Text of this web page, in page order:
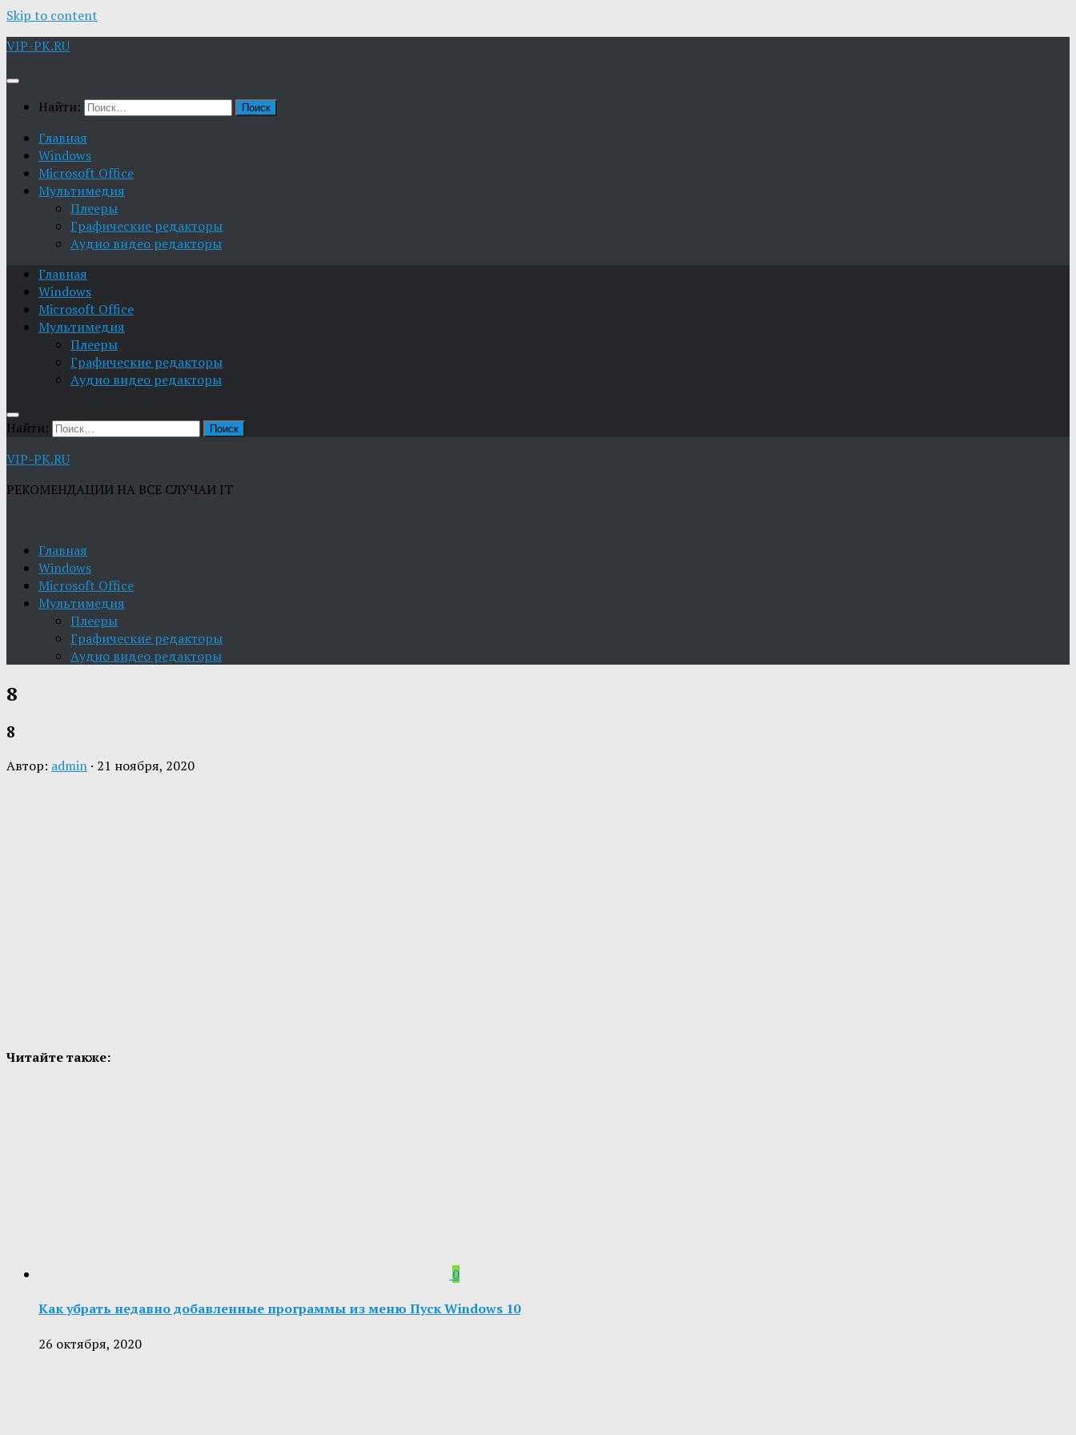
Skip to content
VIP-PK.RU
Найти:
Главная
Windows
Microsoft Office
Мультимедия
Плееры
Графические редакторы
Aудио видео редакторы
Главная
Windows
Microsoft Office
Мультимедия
Плееры
Графические редакторы
Aудио видео редакторы
Найти:
VIP-PK.RU
РЕКОМЕНДАЦИИ НА ВСЕ СЛУЧАИ IT
Главная
Windows
Microsoft Office
Мультимедия
Плееры
Графические редакторы
Aудио видео редакторы
8
8
Автор: admin · 21 ноября, 2020
Читайте также:
0
Как убрать недавно добавленные программы из меню Пуск Windows 10
26 октября, 2020